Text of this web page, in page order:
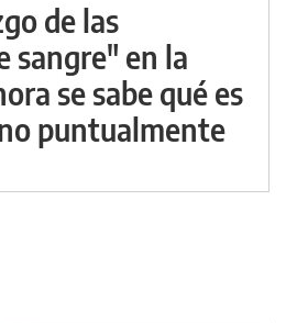
de las
sangre" en la
se sabe qué es
puntualmente